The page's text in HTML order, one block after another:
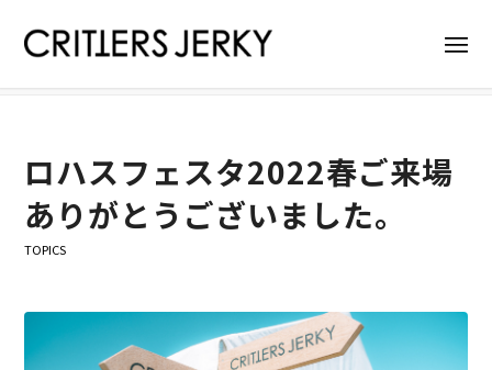
News
現在位置: ホーム / News / Topics /
ロハスフェスタ2022春ご来場
ありがとうございました。
TOPICS